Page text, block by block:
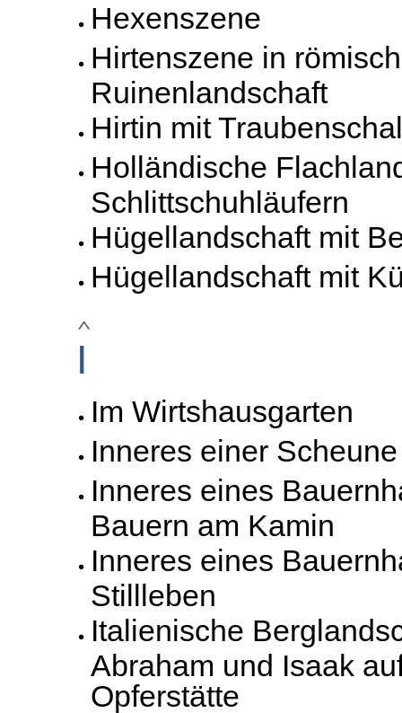
Hexenszene
Hirtenszene in
Ruinenlandschaft
Hirtin mit
Holländische
Schlittschuhläufern
Hügellandschaft mit
Hügellandschaft mit
I
Im Wirtshausgarten
Inneres einer Scheune
Inneres eines
Bauern am Kamin
Inneres eines
Stillleben
Italienische
Abraham und Isaak
Opferstätte